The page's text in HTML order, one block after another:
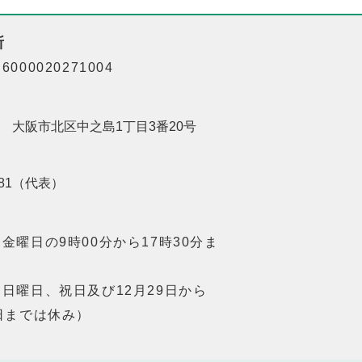
6000020271004
大阪市北区中之島1丁目3番20号
（代表）
金曜日の9時00分から17時30分ま
日曜日、祝日及び12月29日から
では休み）